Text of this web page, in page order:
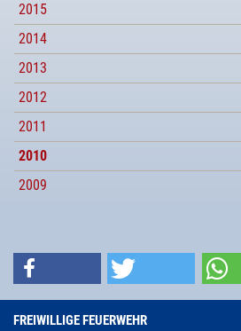
2015
2014
2013
2012
2011
2010
2009
FREIWILLIGE FEUERWEHR